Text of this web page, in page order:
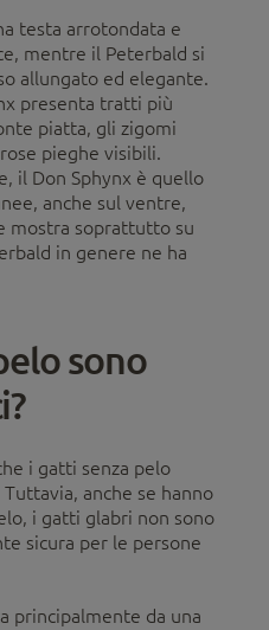
testa arrotondata e
mentre il Peterbald si
allungato ed elegante.
presenta tratti più
piatta, gli zigomi
pieghe visibili.
il Don Sphynx è quello
anche sul ventre,
mostra soprattutto su
in genere ne ha
sono
i gatti senza pelo
anche se hanno
i gatti glabri non sono
sicura per le persone
principalmente da una